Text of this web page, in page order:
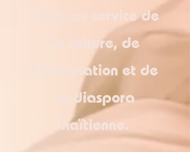
futur, au service de
la culture, de
l’information et de
la diaspora
haïtienne.